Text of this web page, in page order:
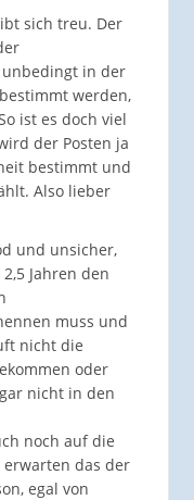
sich treu. Der
in der
werden,
ist es doch viel
der Posten ja
bestimmt und
Also lieber
und unsicher,
Jahren den
muss und
nicht die
oder
nicht in den
noch auf die
erwarten das der
egal von